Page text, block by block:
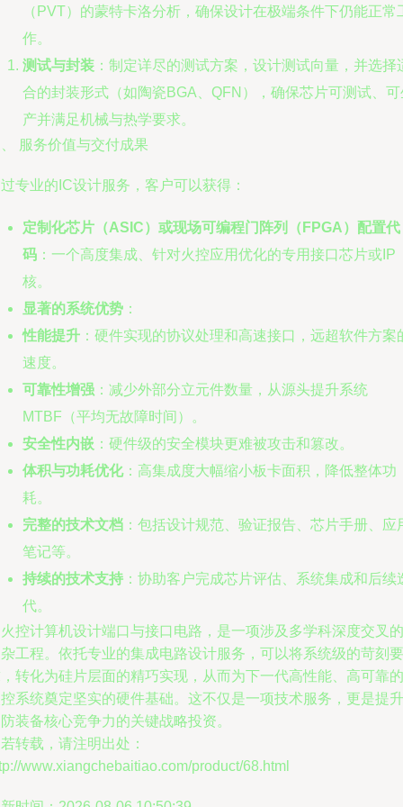
（PVT）的蒙特卡洛分析，确保设计在极端条件下仍能正常
作。
测试与封装 ：制定详尽的测试方案，设计测试向量，并选择
合的封装形式（如陶瓷BGA、QFN），确保芯片可测试、可
产并满足机械与热学要求。
服务价值与交付成果
专业的IC设计服务，客户可以获得：
定制化芯片（ASIC）或现场可编程门阵列（FPGA）配置代
码 ：一个高度集成、针对火控应用优化的专用接口芯片或IP
核。
显著的系统优势 ：
性能提升 ：硬件实现的协议处理和高速接口，远超软件方案
速度。
可靠性增强 ：减少外部分立元件数量，从源头提升系统
MTBF（平均无故障时间）。
安全性内嵌 ：硬件级的安全模块更难被攻击和篡改。
体积与功耗优化：高集成度大幅缩小板卡面积，降低整体功
耗。
完整的技术文档 ：包括设计规范、验证报告、芯片手册、应
笔记等。
持续的技术支持 ：协助客户完成芯片评估、系统集成和后续
代。
控计算机设计端口与接口电路，是一项涉及多学科深度交叉的
工程。依托专业的集成电路设计服务，可以将系统级的苛刻要
转化为硅片层面的精巧实现，从而为下一代高性能、高可靠的
系统奠定坚实的硬件基础。这不仅是一项技术服务，更是提升
装备核心竞争力的关键战略投资。
转载，请注明出处：
www.xiangchebaitiao.com/product/68.html